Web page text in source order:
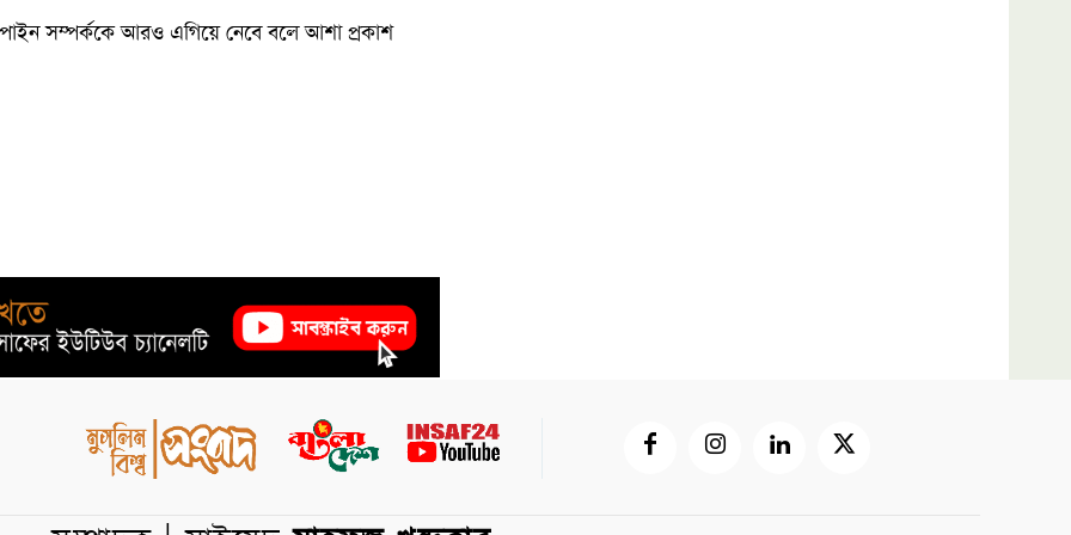
সম্পর্ককে আরও এগিয়ে নেবে বলে আশা প্রকাশ